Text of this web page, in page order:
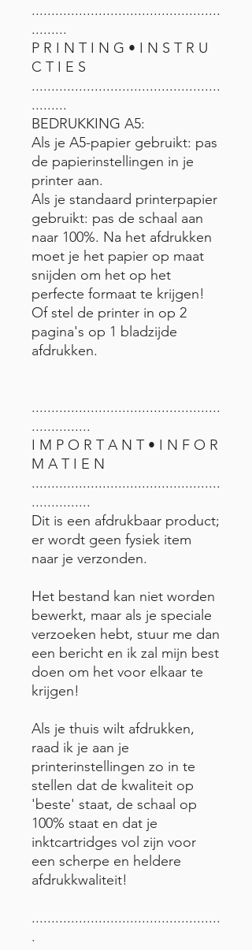
................................................
.........
P R I N T I N G • I N S T R U
C T I E S
................................................
.........
BEDRUKKING A5:
Als je A5-papier gebruikt: pas
de papierinstellingen in je
printer aan.
Als je standaard printerpapier
gebruikt: pas de schaal aan
naar 100%. Na het afdrukken
moet je het papier op maat
snijden om het op het
perfecte formaat te krijgen!
Of stel de printer in op 2
pagina's op 1 bladzijde
afdrukken.
................................................
...............
I M P O R T A N T • I N F O R
M A T I E N
................................................
...............
Dit is een afdrukbaar product;
er wordt geen fysiek item
naar je verzonden.
Het bestand kan niet worden
bewerkt, maar als je speciale
verzoeken hebt, stuur me dan
een bericht en ik zal mijn best
doen om het voor elkaar te
krijgen!
Als je thuis wilt afdrukken,
raad ik je aan je
printerinstellingen zo in te
stellen dat de kwaliteit op
'beste' staat, de schaal op
100% staat en dat je
inktcartridges vol zijn voor
een scherpe en heldere
afdrukkwaliteit!
................................................
.